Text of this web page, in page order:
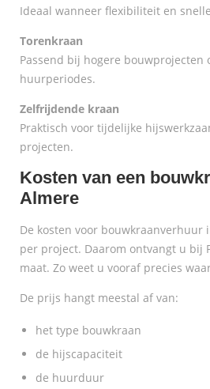
Ideaal wanneer flexibiliteit en
Torenkraan
Passend bij hogere bouwprojecten
huurperiodes.
Zelfrijdende kraan
Praktisch voor tijdelijke
projecten.
Kosten van een
Almere
De kosten voor bouwkraanverhuur
per project. Daarom ontvangt u bij
maat. Zo weet u vooraf precies
De prijs hangt meestal af van:
het type bouwkraan
de hijscapaciteit
de huurduur